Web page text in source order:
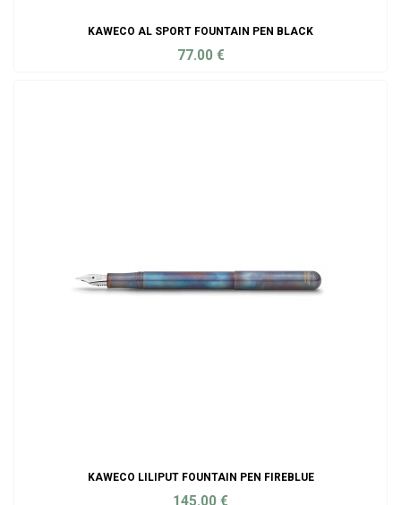
KAWECO AL SPORT FOUNTAIN PEN BLACK
77.00 €
KAWECO LILIPUT FOUNTAIN PEN FIREBLUE
145.00 €